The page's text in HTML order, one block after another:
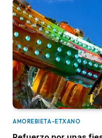
AMOREBIETA-ETXANO